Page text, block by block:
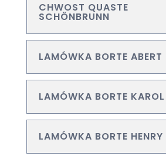
CHWOST QUASTE
SCHÖNBRUNN
LAMÓWKA BORTE ABERT
LAMÓWKA BORTE KAROL
LAMÓWKA BORTE HENRY